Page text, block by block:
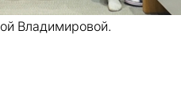
Владимировой.